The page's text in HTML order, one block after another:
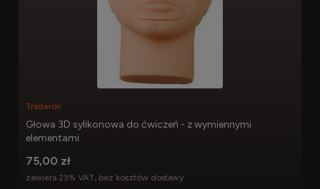
Głowa 3D sylikonowa do ćwiczeń - z wymiennymi
elementami
Traderon
75,00 zł
zawiera 23% VAT, bez kosztów dostawy